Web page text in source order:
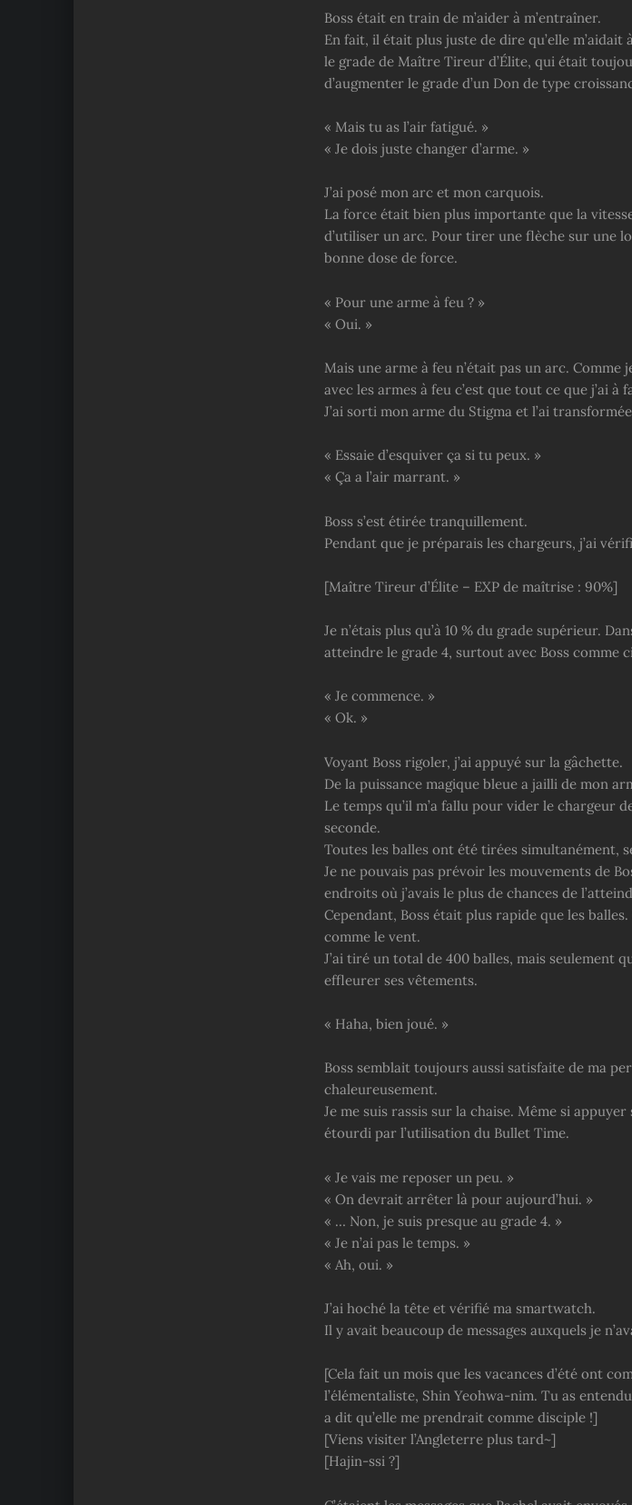
Boss était en train de m’aider à m’entraîner.
En fait, il était plus juste de dire qu’elle
le grade de Maître Tireur d’Élite, qui était
d’augmenter le grade d’un Don de type
« Mais tu as l’air fatigué. »
« Je dois juste changer d’arme. »
J’ai posé mon arc et mon carquois.
La force était bien plus importante que la
d’utiliser un arc. Pour tirer une flèche sur une
bonne dose de force.
« Pour une arme à feu ? »
« Oui. »
Mais une arme à feu n’était pas un arc. Comme
avec les armes à feu c’est que tout ce que j’ai à
J’ai sorti mon arme du Stigma et l’ai
« Essaie d’esquiver ça si tu peux. »
« Ça a l’air marrant. »
Boss s’est étirée tranquillement.
Pendant que je préparais les chargeurs, j’ai
[Maître Tireur d’Élite – EXP de maîtrise : 90%]
Je n’étais plus qu’à 10 % du grade supérieur.
atteindre le grade 4, surtout avec Boss comme
« Je commence. »
« Ok. »
Voyant Boss rigoler, j’ai appuyé sur la gâchette.
De la puissance magique bleue a jailli de mon
Le temps qu’il m’a fallu pour vider le chargeur
seconde.
Toutes les balles ont été tirées simultanément,
Je ne pouvais pas prévoir les mouvements de
endroits où j’avais le plus de chances de
Cependant, Boss était plus rapide que les
comme le vent.
J’ai tiré un total de 400 balles, mais seulement
effleurer ses vêtements.
« Haha, bien joué. »
Boss semblait toujours aussi satisfaite de ma
chaleureusement.
Je me suis rassis sur la chaise. Même si
étourdi par l’utilisation du Bullet Time.
« Je vais me reposer un peu. »
« On devrait arrêter là pour aujourd’hui. »
« … Non, je suis presque au grade 4. »
« Je n’ai pas le temps. »
« Ah, oui. »
J’ai hoché la tête et vérifié ma smartwatch.
Il y avait beaucoup de messages auxquels je
[Cela fait un mois que les vacances d’été ont
l’élémentaliste, Shin Yeohwa-nim. Tu as
a dit qu’elle me prendrait comme disciple !]
[Viens visiter l’Angleterre plus tard~]
[Hajin-ssi ?]